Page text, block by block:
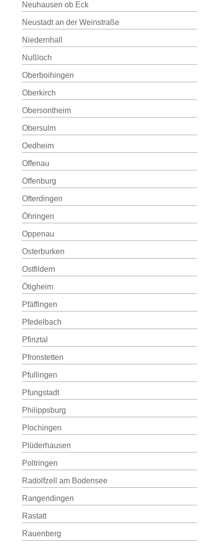
Neuhausen ob Eck
Neustadt an der Weinstraße
Niedernhall
Nußloch
Oberboihingen
Oberkirch
Obersontheim
Obersulm
Oedheim
Offenau
Offenburg
Ofterdingen
Öhringen
Oppenau
Osterburken
Ostfildern
Ötigheim
Pfäffingen
Pfedelbach
Pfinztal
Pfronstetten
Pfullingen
Pfungstadt
Philippsburg
Plochingen
Plüderhausen
Poltringen
Radolfzell am Bodensee
Rangendingen
Rastatt
Rauenberg